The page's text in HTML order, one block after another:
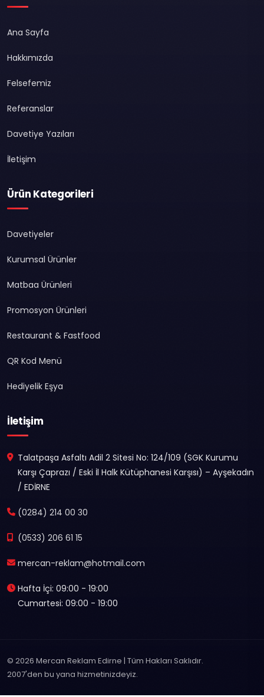
Ana Sayfa
Hakkımızda
Felsefemiz
Referanslar
Davetiye Yazıları
İletişim
Ürün Kategorileri
Davetiyeler
Kurumsal Ürünler
Matbaa Ürünleri
Promosyon Ürünleri
Restaurant & Fastfood
QR Kod Menü
Hediyelik Eşya
İletişim
Talatpaşa Asfaltı Adil 2 Sitesi No: 124/109 (SGK Kurumu
Karşı Çaprazı / Eski İl Halk Kütüphanesi Karşısı) – Ayşekadın
/ EDİRNE
(0284) 214 00 30
(0533) 206 61 15
mercan-reklam@hotmail.com
Hafta İçi: 09:00 - 19:00
Cumartesi: 09:00 - 19:00
© 2026 Mercan Reklam Edirne | Tüm Hakları Saklıdır.
2007'den bu yana hizmetinizdeyiz.